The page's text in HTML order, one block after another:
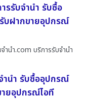
รรับจำนำ รับซื้อ
บฝากขายอุปกรณ์
านํา.com บริการรับจำนำ
ำนำ รับซื้ออุปกรณ์
ายอุปกรณ์ไอที